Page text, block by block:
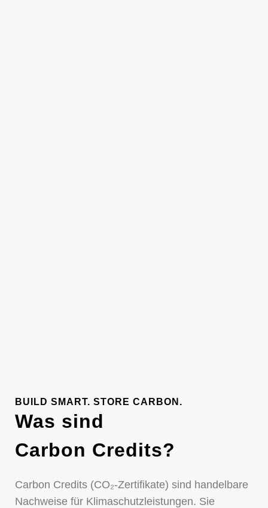
BUILD SMART. STORE CARBON.
Was sind
Carbon Credits?
Carbon Credits (CO₂-Zertifikate) sind handelbare
Nachweise für Klimaschutzleistungen. Sie